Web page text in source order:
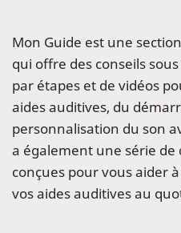
Mon Guide est une
qui offre des conseils
par étapes et de vidéos
aides auditives, du
personnalisation du son
a également une série
conçues pour vous aider
vos aides auditives au